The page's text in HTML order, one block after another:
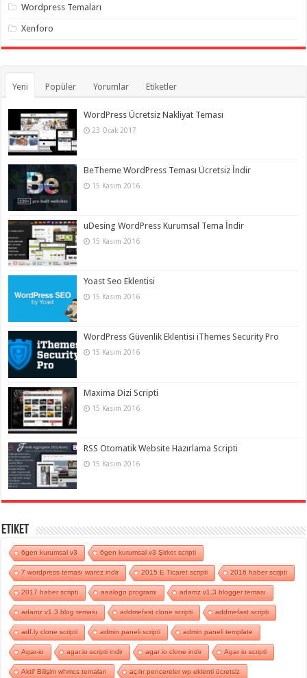
Wordpress Temaları
Xenforo
Yeni Popüler Yorumlar Etiketler
WordPress Ücretsiz Nakliyat Teması
23 Ocak 2017
BeTheme WordPress Teması Ücretsiz İndir
15 Kasım 2016
uDesing WordPress Kurumsal Tema İndir
15 Kasım 2016
Yoast Seo Eklentisi
15 Kasım 2016
WordPress Güvenlik Eklentisi iThemes Security Pro
15 Kasım 2016
Maxima Dizi Scripti
15 Kasım 2016
RSS Otomatik Website Hazırlama Scripti
15 Kasım 2016
Etiket
6gen kurumsal v3 6gen kurumsal v3 Şirket scripti
7 wordpress teması warez indir 2015 E Ticaret scripti 2016 haber scripti
2017 haber scripti aaalogo programı adamz v1.3 blogger teması
adamz v1.3 blog teması addmefast clone scripti addmefast scripti
adf.ly clone scripti admin paneli scripti admin paneli template
Agar-io agar.io scripti indir agar io clone indir Agar io scripti
Aktif Bilişim whmcs temaları açılır pencereler wp eklenti ücretsiz